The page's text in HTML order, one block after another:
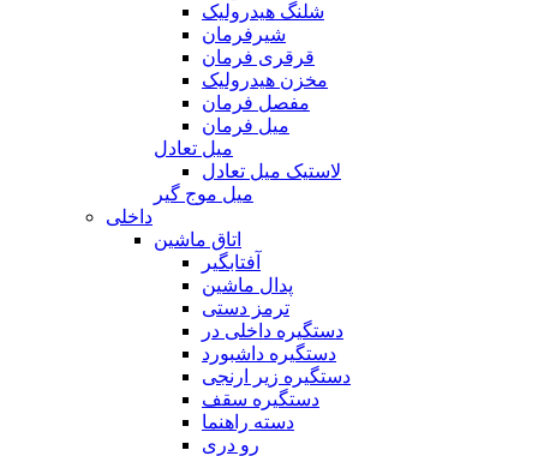
شلنگ هیدرولیک
شیرفرمان
قرقری فرمان
مخزن هیدرولیک
مفصل فرمان
میل فرمان
میل تعادل
لاستیک میل تعادل
میل موج گیر
داخلی
اتاق ماشین
آفتابگیر
پدال ماشین
ترمز دستی
دستگیره داخلی در
دستگیره داشبورد
دستگیره زیر ارنجی
دستگیره سقف
دسته راهنما
رو دری